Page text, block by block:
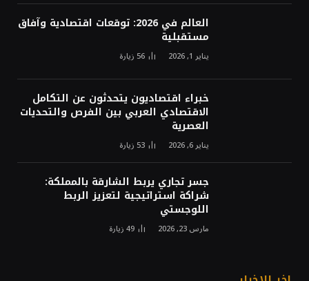
العالم في 2026: توقعات اقتصادية وآفاق
مستقبلية
يناير 1, 2026 56 زيارة
خبراء اقتصاديون يتحدثون عن التكامل
الاقتصادي العربي بين الفرص والتحديات
العصرية
يناير 6, 2026 53 زيارة
جسر تجاري يربط الشارقة بالمملكة:
شراكة استراتيجية لتعزيز الربط
اللوجستي
مارس 23, 2026 49زيارة